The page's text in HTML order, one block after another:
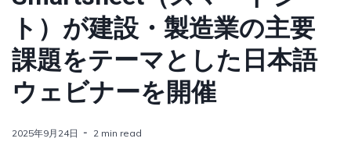
ト）が建設・製造業の主要
課題をテーマとした日本語
ウェビナーを開催
2025年9月24日 2 min read